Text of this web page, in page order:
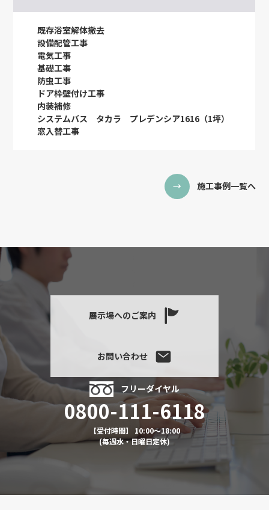
既存浴室解体撤去
設備配管工事
電気工事
基礎工事
防虫工事
ドア枠壁付け工事
内装補修
システムバス タカラ プレデンシア1616（1坪）
窓入替工事
施工事例一覧へ
展示場へのご案内
お問い合わせ
フリーダイヤル
0800-111-6118
【受付時間】 10:00～18:00
(毎週水・日曜日定休)